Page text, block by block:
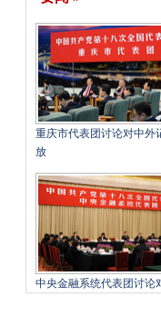
重庆市代表团讨论对中外
放
中央金融系统代表团讨论